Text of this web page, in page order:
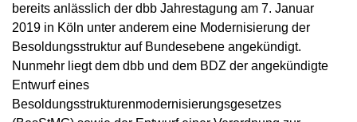
bereits anlässlich der dbb Jahrestagung am 7. Januar
2019 in Köln unter anderem eine Modernisierung der
Besoldungsstruktur auf Bundesebene angekündigt.
Nunmehr liegt dem dbb und dem BDZ der angekündigte
Entwurf eines
Besoldungsstrukturenmodernisierungsgesetzes